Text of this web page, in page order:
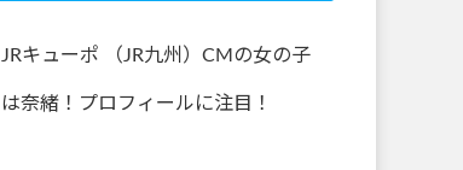
JRキューポ （JR九州）CMの女の子
は奈緒！プロフィールに注目！